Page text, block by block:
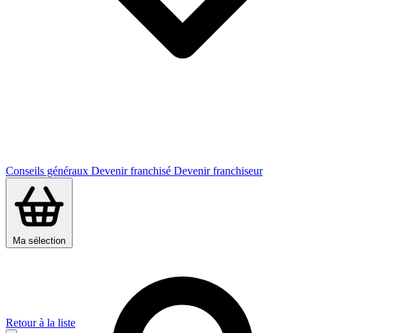
Conseils généraux Devenir franchisé Devenir franchiseur
Ma sélection
Retour à la liste